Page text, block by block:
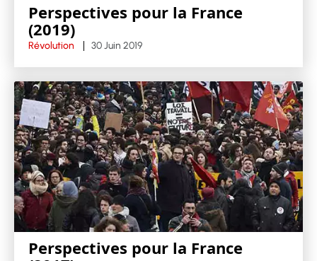
Perspectives pour la France
(2019)
Révolution 30 Juin 2019
Perspectives pour la France